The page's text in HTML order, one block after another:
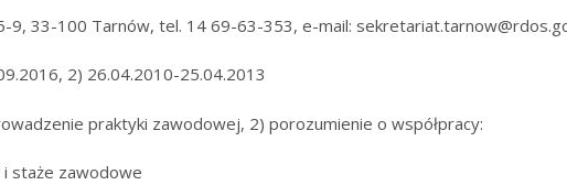
9, 33-100 Tarnów, tel. 14 69-63-353, e-mail:
2) 26.04.2010-25.04.2013
praktyki zawodowej, 2) porozumienie o współpracy:
staże zawodowe